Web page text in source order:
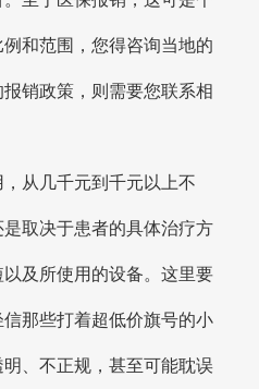
和范围，您得咨询当地的
销政策，则需要您联系相
从几千元到千元以上不
取决于患者的具体治疗方
及所使用的设备。这里要
那些打着超低价旗号的小
、不正规，甚至可能耽误